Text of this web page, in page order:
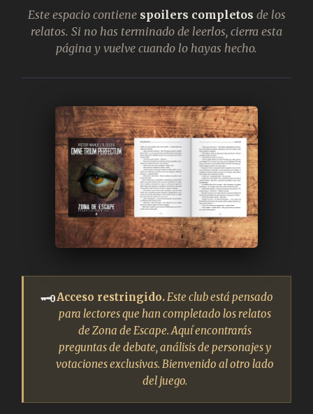
Este espacio contiene spoilers completos de los
relatos. Si no has terminado de leerlos, cierra esta
página y vuelve cuando lo hayas hecho.
🗝Acceso restringido. Este club está pensado
para lectores que han completado los relatos
de Zona de Escape. Aquí encontrarás
preguntas de debate, análisis de personajes y
votaciones exclusivas. Bienvenido al otro lado
del juego.